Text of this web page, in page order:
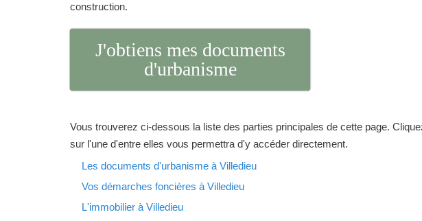
construction.
J'obtiens mes documents
d'urbanisme
Vous trouverez ci-dessous la liste des parties principales de cette page.
sur l'une d'entre elles vous permettra d'y accéder directement.
Les documents d'urbanisme à Villedieu
Vos démarches foncières à Villedieu
L'immobilier à Villedieu